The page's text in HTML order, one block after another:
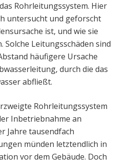
Rohrleitungssystem. Hier
untersucht und geforscht
ist, und wie sie
Leitungsschäden sind
häufigere Ursache
durch die das
abfließt.
Rohrleitungssystem
Inbetriebnahme an
Jahre tausendfach
münden letztendlich in
vor dem Gebäude. Doch